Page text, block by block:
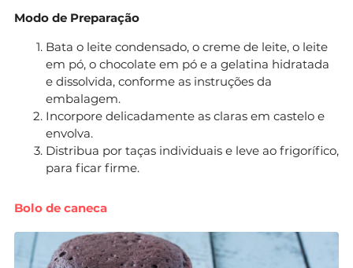
Modo de Preparação
Bata o leite condensado, o creme de leite, o leite
em pó, o chocolate em pó e a gelatina hidratada
e dissolvida, conforme as instruções da
embalagem.
Incorpore delicadamente as claras em castelo e
envolva.
Distribua por taças individuais e leve ao frigorífico,
para ficar firme.
Bolo de caneca